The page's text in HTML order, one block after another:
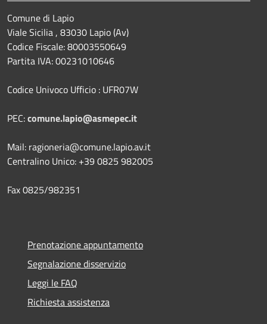
Comune di Lapio
Viale Sicilia , 83030 Lapio (Av)
Codice Fiscale: 80003550649
Partita IVA: 00231010646
Codice Univoco Ufficio : UFR07W
PEC:comune.lapio@asmepec.it
Mail: ragioneria@comune.lapio.av.it
Centralino Unico: +39 0825 982005
Fax 0825/982351
Prenotazione appuntamento
Segnalazione disservizio
Leggi le FAQ
Richiesta assistenza